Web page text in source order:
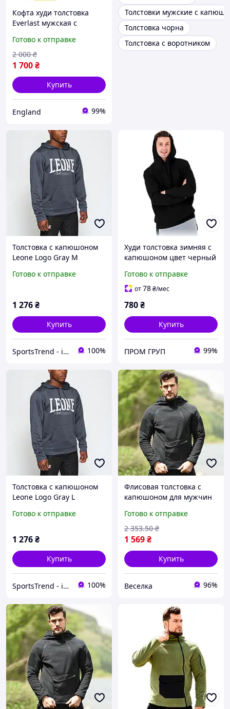
Кофта худи толстовка
Everlast мужская с
Готово к отправке
1 700₴
2 000 ₴
Купить
England 99%
Толстовки мужские с
Толстовка чорна
Толстовка с воротником
Толстовка с капюшоном
Leone Logo Gray M
Готово к отправке
1 276₴
Купить
SportsTrend - інтернет-магазин 100%
Худи толстовка зимняя с
капюшоном цвет черный
трёхнитка ADVENTURE,
худи оверсайз
Готово к отправке
от78₴/мес
780₴
Купить
ПРОМ ГРУП 99%
Толстовка с капюшоном
Leone Logo Gray L
Готово к отправке
1 276₴
Купить
SportsTrend - інтернет-магазин 100%
Флисовая толстовка с
капюшоном для мужчин
отдыха и повседневной
носки с карманами FLAME
Готово к отправке
1 569₴
2 353.50 ₴
Купить
Веселка 96%